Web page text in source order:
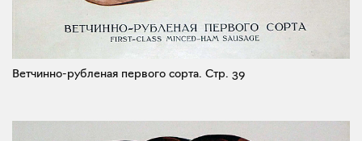
Ветчинно-рубленая первого сорта. Стр. 39